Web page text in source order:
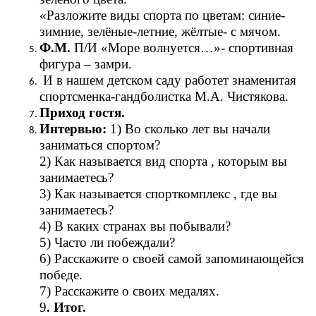
«Разложите виды спорта по цветам: синие-
зимние, зелёные-летние, жёлтые- с мячом.
Ф.М. П/И «Море волнуется…»- спортивная
фигура – замри.
И в нашем детском саду работет знаменитая
спортсменка-гандболистка М.А. Чистякова.
Приход гостя.
Интервью: 1) Во сколько лет вы начали
заниматься спортом?
2) Как называется вид спорта , которым вы
занимаетесь?
3) Как называется спорткомплекс , где вы
занимаетесь?
4) В каких странах вы побывали?
5) Часто ли побеждали?
6) Расскажите о своей самой запоминающейся
победе.
7) Расскажите о своих медалях.
9. Итог.